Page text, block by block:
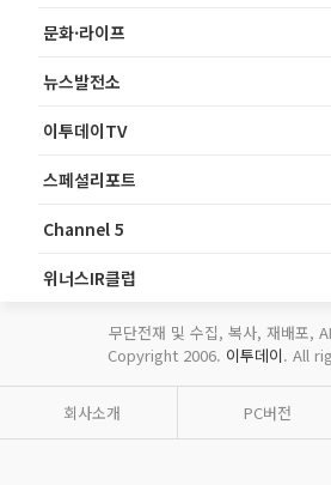
문화·라이프
뉴스발전소
이투데이TV
스페셜리포트
Channel 5
위너스IR클럽
무단전재 및 수집, 복사, 재배포,
Copyright 2006. 이투데이. All
회사소개 PC버전